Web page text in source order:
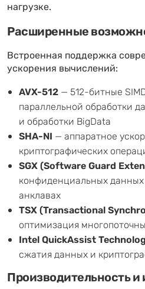
нагрузке.
Расширенные
Встроенная поддержка
ускорения вычислений:
AVX-512 — 512-битные
параллельной обработки
и обработки BigData
SHA-NI — аппаратное
криптографических
SGX (Software Guard
конфиденциальных
анклавах
TSX (Transactional
оптимизация
Intel QuickAssist
сжатия данных и
Производительность и